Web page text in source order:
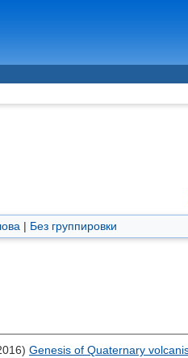
| Без группировки
Genesis of Quaternary